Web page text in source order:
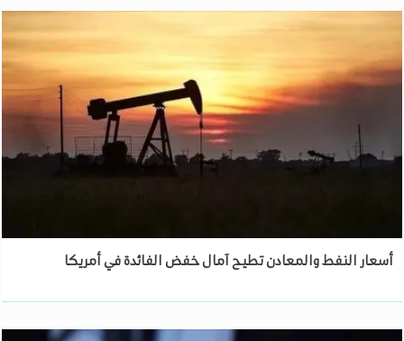
أسعار النفط والمعادن تطيح آمال خفض الفائدة في أمريكا